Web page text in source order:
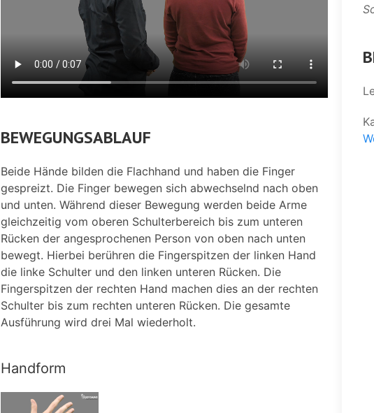
BEWEGUNGSABLAUF
Beide Hände bilden die Flachhand und haben die Finger
gespreizt. Die Finger bewegen sich abwechselnd nach oben
und unten. Während dieser Bewegung werden beide Arme
gleichzeitig vom oberen Schulterbereich bis zum unteren
Rücken der angesprochenen Person von oben nach unten
bewegt. Hierbei berühren die Fingerspitzen der linken Hand
die linke Schulter und den linken unteren Rücken. Die
Fingerspitzen der rechten Hand machen dies an der rechten
Schulter bis zum rechten unteren Rücken. Die gesamte
Ausführung wird drei Mal wiederholt.
Handform